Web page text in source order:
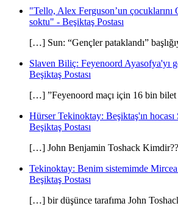
"Tello, Alex Ferguson’un çocuklarını
soktu" - Beşiktaş Postası
[…] Sun: “Gençler pataklandı”
Slaven Biliç: Feyenoord Ayasofya'yı
Beşiktaş Postası
[…] ”Feyenoord maçı için 16 bin bilet
Hürser Tekinoktay: Beşiktaş'ın hocası
Beşiktaş Postası
[…] John Benjamin Toshack
Tekinoktay: Benim sistemimde
Beşiktaş Postası
[…] bir düşünce tarafıma John